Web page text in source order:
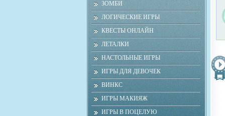
ЗОМБИ
ЛОГИЧЕСКИЕ ИГРЫ
КВЕСТЫ ОНЛАЙН
ЛЕТАЛКИ
НАСТОЛЬНЫЕ ИГРЫ
ИГРЫ ДЛЯ ДЕВОЧЕК
ВИНКС
ИГРЫ МАКИЯЖ
ИГРЫ В ПОЦЕЛУЮ